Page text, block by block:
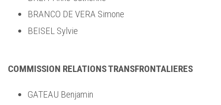
BRANCO DE VERA Simone
BEISEL Sylvie
COMMISSION RELATIONS TRANSFRONTALIERES
GATEAU Benjamin